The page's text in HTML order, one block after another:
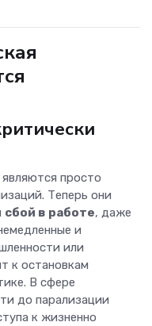
просто
Теперь они
сбой в работе, даже
и
или
к остановкам
В сфере
до парализации
к жизненно